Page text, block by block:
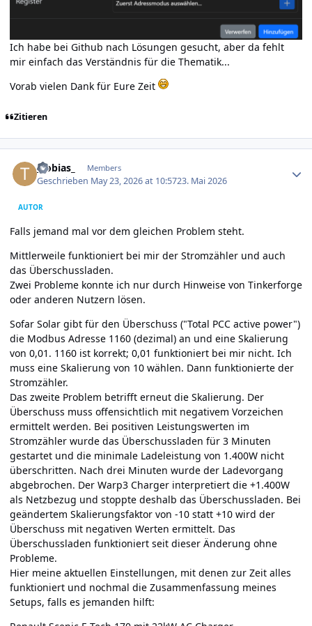
Ich habe bei Github nach Lösungen gesucht, aber da fehlt
mir einfach das Verständnis für die Thematik...
Vorab vielen Dank für Eure Zeit
Zitieren
_tobias_ Members
Geschrieben May 23, 2026 at 10:5723. Mai 2026
AUTOR
Falls jemand mal vor dem gleichen Problem steht.
Mittlerweile funktioniert bei mir der Stromzähler und auch
das Überschussladen.
Zwei Probleme konnte ich nur durch Hinweise von Tinkerforge
oder anderen Nutzern lösen.
Sofar Solar gibt für den Überschuss ("Total PCC active power")
die Modbus Adresse 1160 (dezimal) an und eine Skalierung
von 0,01. 1160 ist korrekt; 0,01 funktioniert bei mir nicht. Ich
muss eine Skalierung von 10 wählen. Dann funktionierte der
Stromzähler.
Das zweite Problem betrifft erneut die Skalierung. Der
Überschuss muss offensichtlich mit negativem Vorzeichen
ermittelt werden. Bei positiven Leistungswerten im
Stromzähler wurde das Überschussladen für 3 Minuten
gestartet und die minimale Ladeleistung von 1.400W nicht
überschritten. Nach drei Minuten wurde der Ladevorgang
abgebrochen. Der Warp3 Charger interpretiert die +1.400W
als Netzbezug und stoppte deshalb das Überschussladen. Bei
geändertem Skalierungsfaktor von -10 statt +10 wird der
Überschuss mit negativen Werten ermittelt. Das
Überschussladen funktioniert seit dieser Änderung ohne
Probleme.
Hier meine aktuellen Einstellungen, mit denen zur Zeit alles
funktioniert und nochmal die Zusammenfassung meines
Setups, falls es jemanden hilft: